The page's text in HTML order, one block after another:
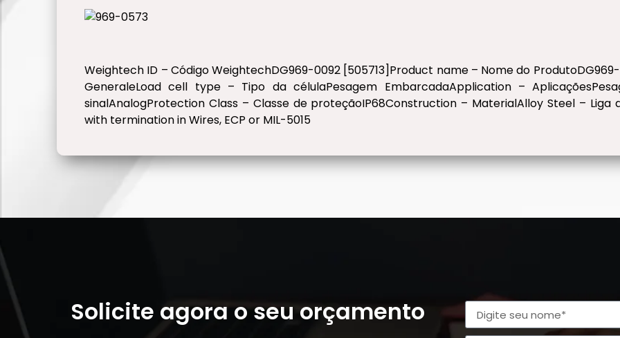
Weightech ID – Código WeightechDG969-0092 [505713]Product name – Nome do
GeneraleLoad cell type – Tipo da célulaPesagem EmbarcadaApplication –
sinalAnalogProtection Class – Classe de proteçãoIP68Construction – MaterialAlloy Steel –
with termination in Wires, ECP or MIL-5015
Solicite agora o seu orçamento